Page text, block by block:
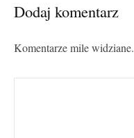
Dodaj komentarz
Komentarze mile widziane.